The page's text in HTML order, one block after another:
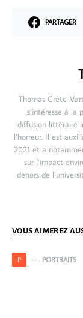
PARTAGER
Thomas Crête-
s’intéresse à
diffusion littéraire
l’horreur. Il est
2021 et a
sur l’impact
dehors de
VOUS AIMEREZ
P PORTRAITS